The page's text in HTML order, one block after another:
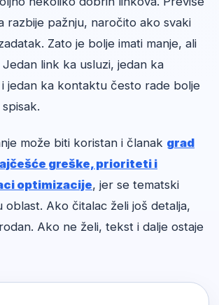
razbije pažnju, naročito ako svaki
Zato je bolje imati manje, ali
Jedan link ka usluzi, jedan ka
jedan ka kontaktu često rade bolje
može biti koristan i članak grad
greške, prioriteti i
optimizacije, jer se tematski
oblast. Ako čitalac želi još detalja,
Ako ne želi, tekst i dalje ostaje